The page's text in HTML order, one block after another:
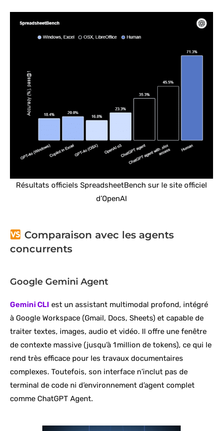
Résultats officiels SpreadsheetBench sur le site officiel
d’OpenAI
Comparaison avec les agents
concurrents
Google Gemini Agent
Gemini CLI est un assistant multimodal profond, intégré
à Google Workspace (Gmail, Docs, Sheets) et capable de
traiter textes, images, audio et vidéo. Il offre une fenêtre
de contexte massive (jusqu’à 1 million de tokens), ce qui le
rend très efficace pour les travaux documentaires
complexes. Toutefois, son interface n’inclut pas de
terminal de code ni d’environnement d’agent complet
comme ChatGPT Agent.